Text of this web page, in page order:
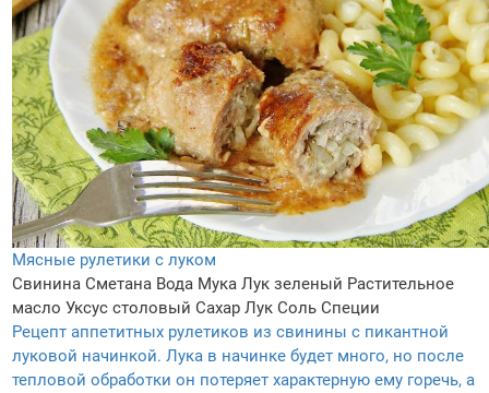
Мясные рулетики с луком
Свинина Сметана Вода Мука Лук зеленый Растительное
масло Уксус столовый Сахар Лук Соль Специи
Рецепт аппетитных рулетиков из свинины с пикантной
луковой начинкой. Лука в начинке будет много, но после
тепловой обработки он потеряет характерную ему горечь, а